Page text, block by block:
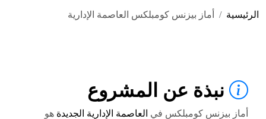
الرئيسية أماز بيزنس كومبلكس العاصمة الإدارية
نبذة عن المشروع
أماز بيزنس كومبلكس في العاصمة الإدارية الجديدة هو